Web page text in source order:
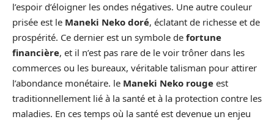
l’espoir d’éloigner les ondes négatives. Une autre couleur
prisée est le Maneki Neko doré, éclatant de richesse et de
prospérité. Ce dernier est un symbole de fortune
financière, et il n’est pas rare de le voir trôner dans les
commerces ou les bureaux, véritable talisman pour attirer
l’abondance monétaire. le Maneki Neko rouge est
traditionnellement lié à la santé et à la protection contre les
maladies. En ces temps où la santé est devenue un enjeu